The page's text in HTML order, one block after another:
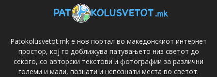
Patokolusvetot.mk е нов портал во македонскиот интернет
простор, кој го доближува патувањето низ светот до
секого, со авторски текстови и фотографии за различни
големи и мали, познати и непознати места во светот.